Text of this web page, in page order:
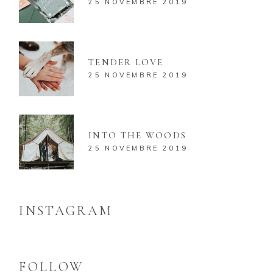
TENDER LOVE
25 NOVEMBRE 2019
INTO THE WOODS
25 NOVEMBRE 2019
INSTAGRAM
FOLLOW